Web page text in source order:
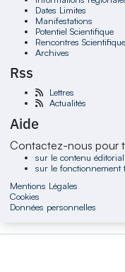
Dates Limites
Manifestations
Potentiel Scientifique
Rencontres
Archives
Rss
Lettres
Actualités
Aide
Contactez-nous pour
sur le contenu éditorial
sur le fonctionnement
Mentions Légales
Cookies
Données personnelles